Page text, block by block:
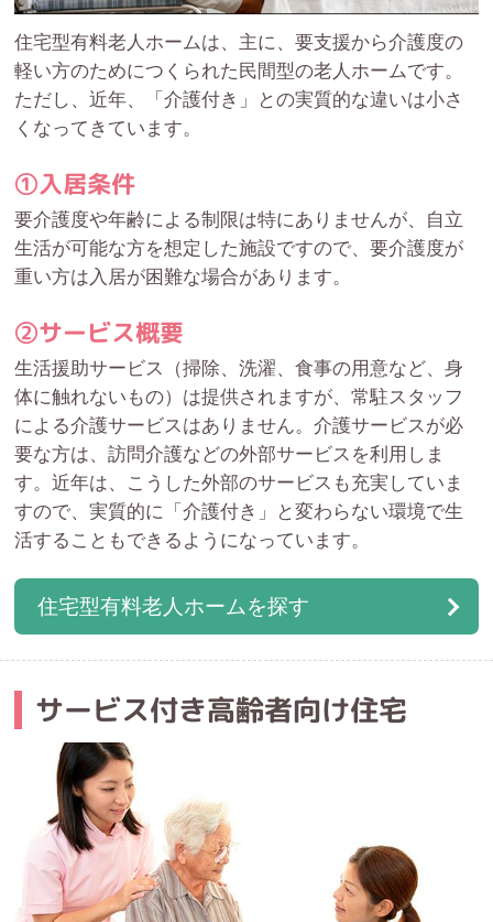
住宅型有料老人ホームは、主に、要支援から介護度の
軽い方のためにつくられた民間型の老人ホームです。
ただし、近年、「介護付き」との実質的な違いは小さ
くなってきています。
①入居条件
要介護度や年齢による制限は特にありませんが、自立
生活が可能な方を想定した施設ですので、要介護度が
重い方は入居が困難な場合があります。
②サービス概要
生活援助サービス（掃除、洗濯、食事の用意など、身
体に触れないもの）は提供されますが、常駐スタッフ
による介護サービスはありません。介護サービスが必
要な方は、訪問介護などの外部サービスを利用しま
す。近年は、こうした外部のサービスも充実していま
すので、実質的に「介護付き」と変わらない環境で生
活することもできるようになっています。
住宅型有料老人ホームを探す
サービス付き高齢者向け住宅